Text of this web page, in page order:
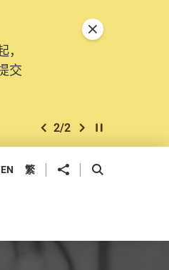
交
上一个
2/2 下一个开始/暂停幻灯
关闭特別通告
EN 繁 分享到 开启搜寻框